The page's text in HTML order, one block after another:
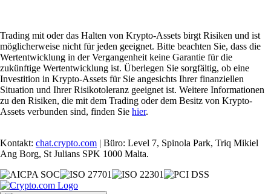
Trading mit oder das Halten von Krypto-Assets birgt Risiken und ist
möglicherweise nicht für jeden geeignet. Bitte beachten Sie, dass die
Wertentwicklung in der Vergangenheit keine Garantie für die
zukünftige Wertentwicklung ist. Überlegen Sie sorgfältig, ob eine
Investition in Krypto-Assets für Sie angesichts Ihrer finanziellen
Situation und Ihrer Risikotoleranz geeignet ist. Weitere Informationen
zu den Risiken, die mit dem Trading oder dem Besitz von Krypto-
Assets verbunden sind, finden Sie hier.
Kontakt: chat.crypto.com | Büro: Level 7, Spinola Park, Triq Mikiel
Ang Borg, St Julians SPK 1000 Malta.